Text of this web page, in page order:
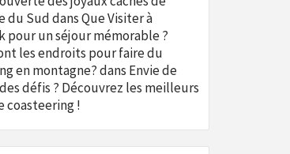
du SuddansQue Visiter à
pour un séjour mémorable ?
les endroits pour faire du
en montagne?dans Envie de
défis ? Découvrez les meilleurs
coasteering !